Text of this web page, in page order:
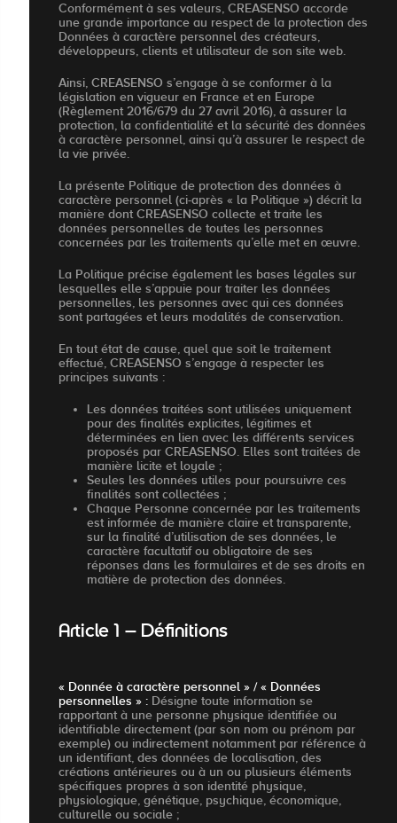
Conformément à ses valeurs, CREASENSO accorde
une grande importance au respect de la protection des
Données à caractère personnel des créateurs,
développeurs, clients et utilisateur de son site web.
Ainsi, CREASENSO s’engage à se conformer à la
législation en vigueur en France et en Europe
(Règlement 2016/679 du 27 avril 2016), à assurer la
protection, la confidentialité et la sécurité des données
à caractère personnel, ainsi qu’à assurer le respect de
la vie privée.
La présente Politique de protection des données à
caractère personnel (ci-après « la Politique ») décrit la
manière dont CREASENSO collecte et traite les
données personnelles de toutes les personnes
concernées par les traitements qu’elle met en œuvre.
La Politique précise également les bases légales sur
lesquelles elle s’appuie pour traiter les données
personnelles, les personnes avec qui ces données
sont partagées et leurs modalités de conservation.
En tout état de cause, quel que soit le traitement
effectué, CREASENSO s’engage à respecter les
principes suivants :
Les données traitées sont utilisées uniquement
pour des finalités explicites, légitimes et
déterminées en lien avec les différents services
proposés par CREASENSO. Elles sont traitées de
manière licite et loyale ;
Seules les données utiles pour poursuivre ces
finalités sont collectées ;
Chaque Personne concernée par les traitements
est informée de manière claire et transparente,
sur la finalité d’utilisation de ses données, le
caractère facultatif ou obligatoire de ses
réponses dans les formulaires et de ses droits en
matière de protection des données.
Article 1 – Définitions
« Donnée à caractère personnel » / « Données
personnelles » : Désigne toute information se
rapportant à une personne physique identifiée ou
identifiable directement (par son nom ou prénom par
exemple) ou indirectement notamment par référence à
un identifiant, des données de localisation, des
créations antérieures ou à un ou plusieurs éléments
spécifiques propres à son identité physique,
physiologique, génétique, psychique, économique,
culturelle ou sociale ;